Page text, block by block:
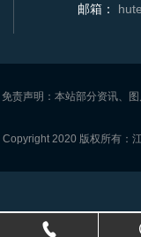
邮箱：
免责声明：本站部分资讯、
Copyright 2020 版权所有：